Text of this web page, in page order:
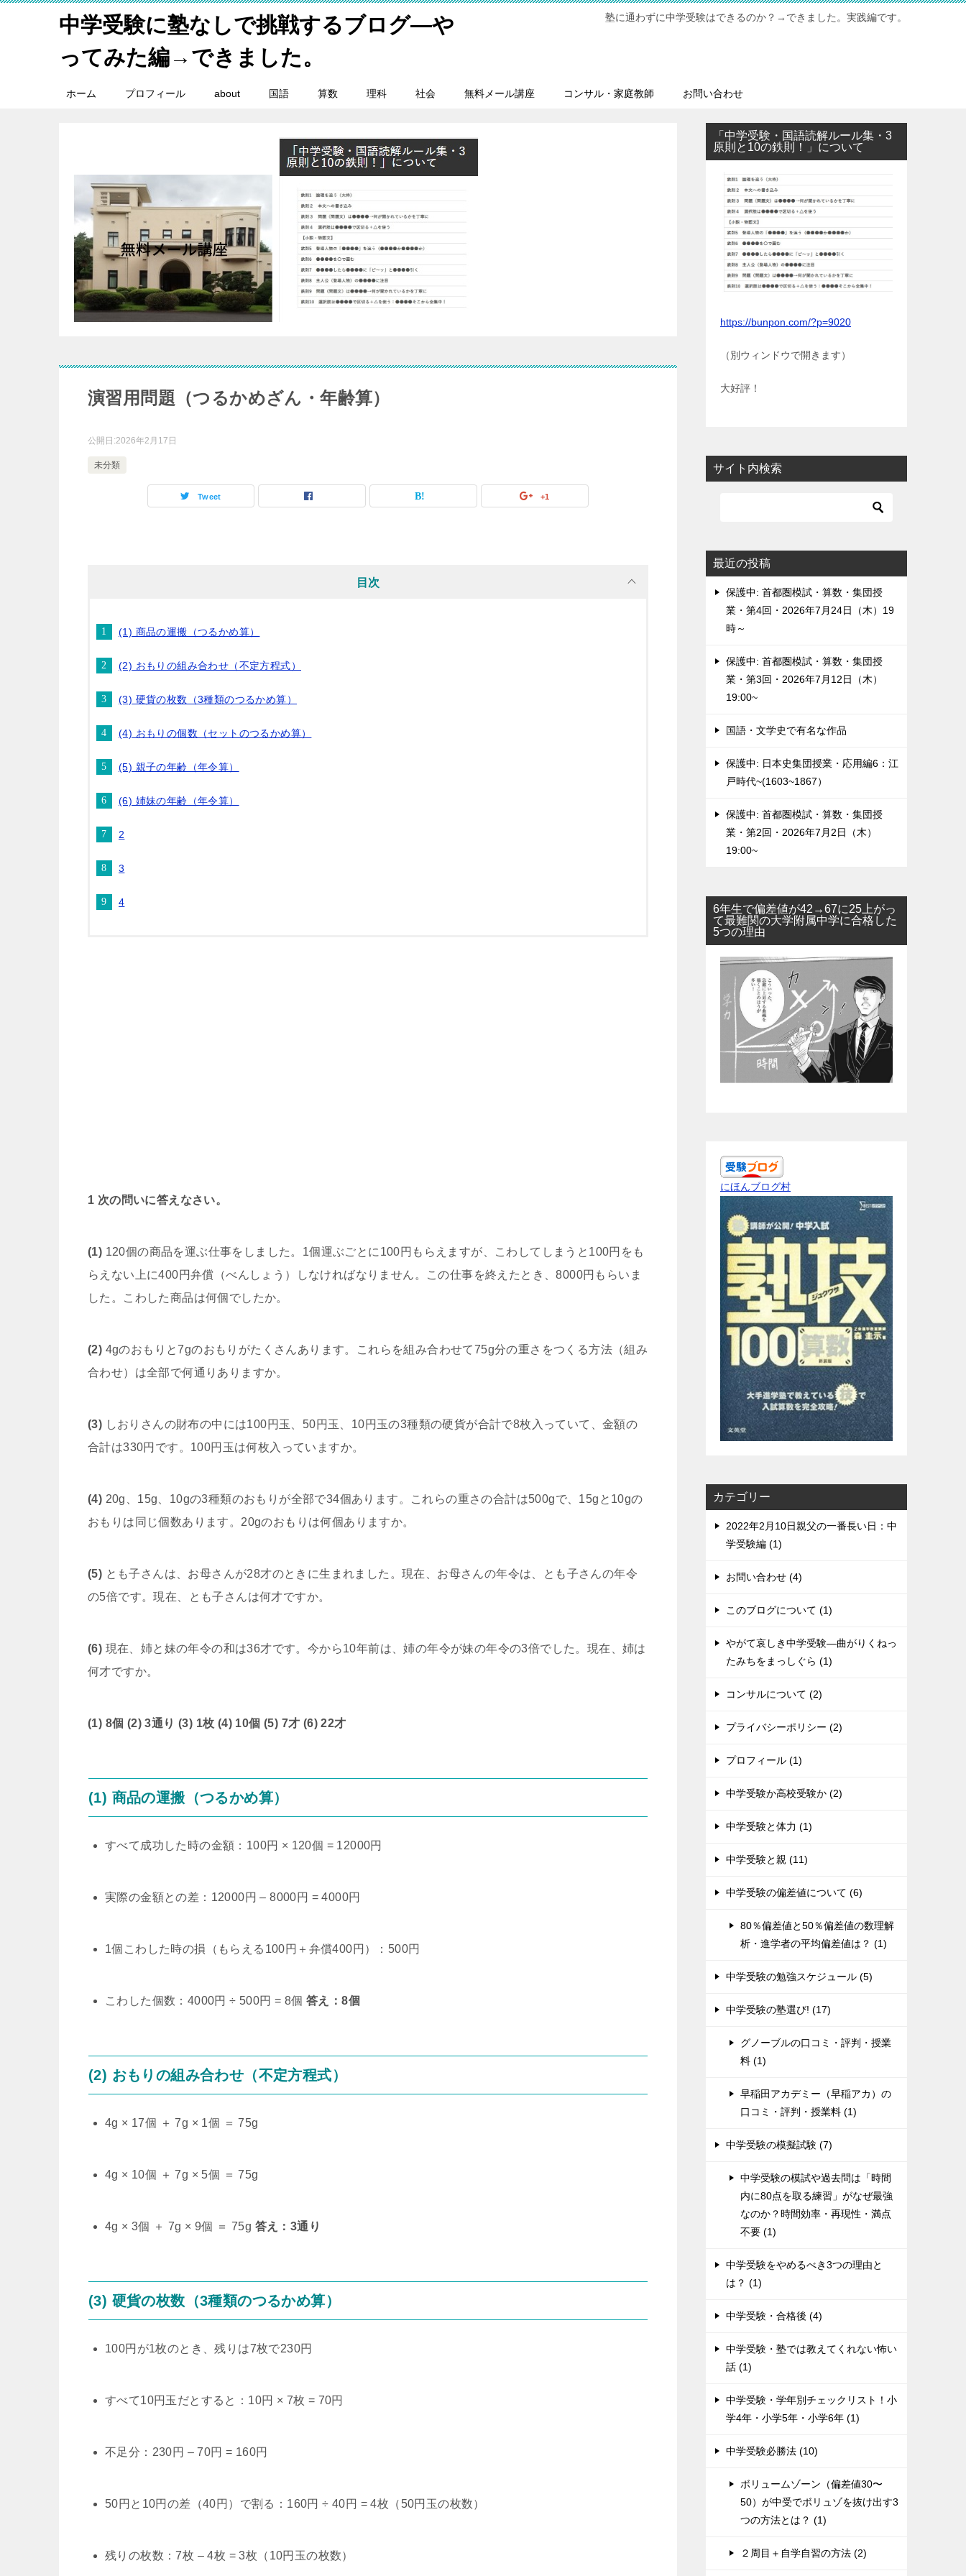
中学受験に塾なしで挑戦するブログ―や
ってみた編→できました。
塾に通わずに中学受験はできるのか？→できました。実践編です。
ホーム プロフィール about 国語 算数 理科 社会 無料メール講座 コンサル・家庭教師 お問い合わせ
演習用問題（つるかめざん・年齢算）
公開日:2026年2月17日
未分類
Tweet +1
目次
(1) 商品の運搬（つるかめ算）
(2) おもりの組み合わせ（不定方程式）
(3) 硬貨の枚数（3種類のつるかめ算）
(4) おもりの個数（セットのつるかめ算）
(5) 親子の年齢（年令算）
(6) 姉妹の年齢（年令算）
2
3
4
1 次の問いに答えなさい。
(1) 120個の商品を運ぶ仕事をしました。1個運ぶごとに100円もらえますが、こわしてしまうと100円をも
らえない上に400円弁償（べんしょう）しなければなりません。この仕事を終えたとき、8000円もらいま
した。こわした商品は何個でしたか。
(2) 4gのおもりと7gのおもりがたくさんあります。これらを組み合わせて75g分の重さをつくる方法（組み
合わせ）は全部で何通りありますか。
(3) しおりさんの財布の中には100円玉、50円玉、10円玉の3種類の硬貨が合計で8枚入っていて、金額の
合計は330円です。100円玉は何枚入っていますか。
(4) 20g、15g、10gの3種類のおもりが全部で34個あります。これらの重さの合計は500gで、15gと10gの
おもりは同じ個数あります。20gのおもりは何個ありますか。
(5) とも子さんは、お母さんが28才のときに生まれました。現在、お母さんの年令は、とも子さんの年令
の5倍です。現在、とも子さんは何才ですか。
(6) 現在、姉と妹の年令の和は36才です。今から10年前は、姉の年令が妹の年令の3倍でした。現在、姉は
何才ですか。
(1) 8個 (2) 3通り (3) 1枚 (4) 10個 (5) 7才 (6) 22才
(1) 商品の運搬（つるかめ算）
すべて成功した時の金額：100円 × 120個 = 12000円
実際の金額との差：12000円 – 8000円 = 4000円
1個こわした時の損（もらえる100円＋弁償400円）：500円
こわした個数：4000円 ÷ 500円 = 8個 答え：8個
(2) おもりの組み合わせ（不定方程式）
4g × 17個 ＋ 7g × 1個 ＝ 75g
4g × 10個 ＋ 7g × 5個 ＝ 75g
4g × 3個 ＋ 7g × 9個 ＝ 75g 答え：3通り
(3) 硬貨の枚数（3種類のつるかめ算）
100円が1枚のとき、残りは7枚で230円
すべて10円玉だとすると：10円 × 7枚 = 70円
不足分：230円 – 70円 = 160円
50円と10円の差（40円）で割る：160円 ÷ 40円 = 4枚（50円玉の枚数）
残りの枚数：7枚 – 4枚 = 3枚（10円玉の枚数）
「中学受験・国語読解ルール集・3
原則と10の鉄則！」について
https://bunpon.com/?p=9020
（別ウィンドウで開きます）
大好評！
サイト内検索
最近の投稿
保護中: 首都圏模試・算数・集団授
業・第4回・2026年7月24日（木）19
時～
保護中: 首都圏模試・算数・集団授
業・第3回・2026年7月12日（木）
19:00~
国語・文学史で有名な作品
保護中: 日本史集団授業・応用編6：江
戸時代~(1603~1867）
保護中: 首都圏模試・算数・集団授
業・第2回・2026年7月2日（木）
19:00~
6年生で偏差値が42→67に25上がっ
て最難関の大学附属中学に合格した
5つの理由
にほんブログ村
カテゴリー
2022年2月10日親父の一番長い日：中
学受験編 (1)
お問い合わせ (4)
このブログについて (1)
やがて哀しき中学受験―曲がりくねっ
たみちをまっしぐら (1)
コンサルについて (2)
プライバシーポリシー (2)
プロフィール (1)
中学受験か高校受験か (2)
中学受験と体力 (1)
中学受験と親 (11)
中学受験の偏差値について (6)
80％偏差値と50％偏差値の数理解
析・進学者の平均偏差値は？ (1)
中学受験の勉強スケジュール (5)
中学受験の塾選び! (17)
グノーブルの口コミ・評判・授業
料 (1)
早稲田アカデミー（早稲アカ）の
口コミ・評判・授業料 (1)
中学受験の模擬試験 (7)
中学受験の模試や過去問は「時間
内に80点を取る練習」がなぜ最強
なのか？時間効率・再現性・満点
不要 (1)
中学受験をやめるべき3つの理由と
は？ (1)
中学受験・合格後 (4)
中学受験・塾では教えてくれない怖い
話 (1)
中学受験・学年別チェックリスト！小
学4年・小学5年・小学6年 (1)
中学受験必勝法 (10)
ボリュームゾーン（偏差値30〜
50）が中受でボリュゾを抜け出す3
つの方法とは？ (1)
２周目＋自学自習の方法 (2)